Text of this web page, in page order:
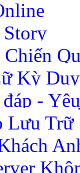
Chiến
Kỳ
-
Lưu Trữ